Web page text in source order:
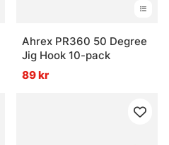
Ahrex PR360 50 Degree
Jig Hook 10-pack
89 kr